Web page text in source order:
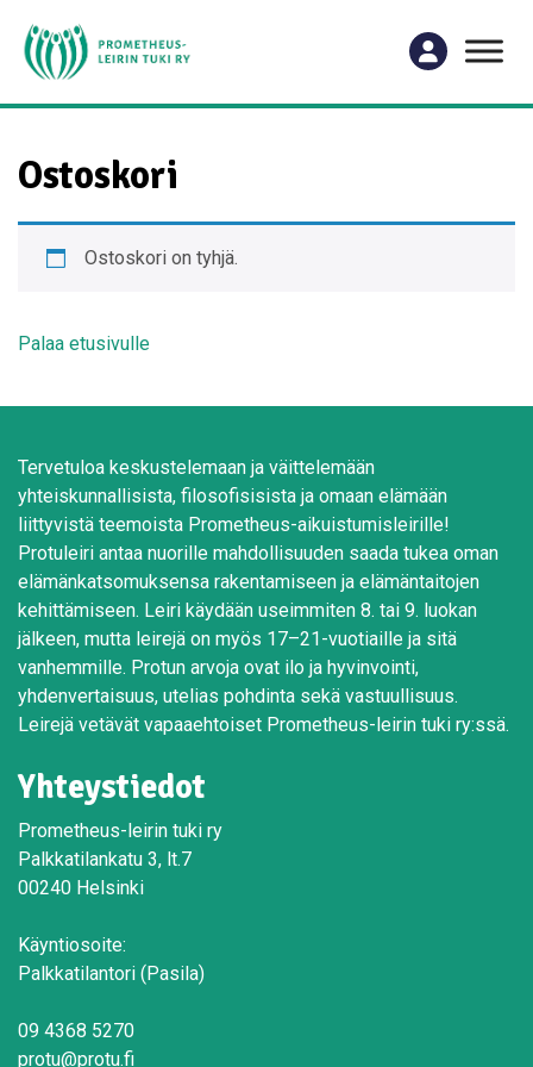
Ostoskori
Ostoskori on tyhjä.
Palaa etusivulle
Tervetuloa keskustelemaan ja väittelemään
yhteiskunnallisista, filosofisisista ja omaan elämään
liittyvistä teemoista Prometheus-aikuistumisleirille!
Protuleiri antaa nuorille mahdollisuuden saada tukea oman
elämänkatsomuksensa rakentamiseen ja elämäntaitojen
kehittämiseen. Leiri käydään useimmiten 8. tai 9. luokan
jälkeen, mutta leirejä on myös 17–21-vuotiaille ja sitä
vanhemmille. Protun arvoja ovat ilo ja hyvinvointi,
yhdenvertaisuus, utelias pohdinta sekä vastuullisuus.
Leirejä vetävät vapaaehtoiset Prometheus-leirin tuki ry:ssä.
Yhteystiedot
Prometheus-leirin tuki ry
Palkkatilankatu 3, lt.7
00240 Helsinki
Käyntiosoite:
Palkkatilantori (Pasila)
09 4368 5270
protu@protu.fi